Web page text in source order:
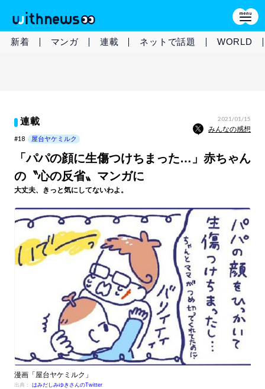
新着 マンガ 連載 ネットで話題 WORLD
連載 2021/01/15
みんなの感想
#18 屋台ヤケミルク
「パパの顔に生傷つけちまった…」赤ちゃん
の〝心の反省〟マンガに
大丈夫、きっと気にしてないわよ。
漫画「屋台ヤケミルク」
出典： はみだしみゆきさんのTwitter